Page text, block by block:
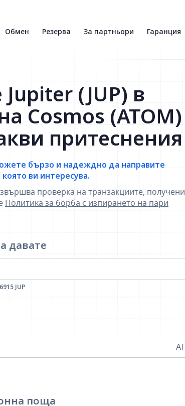
Обмен Резерва За партньори Гаранция
(JUP) в
Cosmos (ATOM)
притеснения
бързо и надеждно да направите
ви интересува.
проверка на транзакциите,
Политика за борба с изпирането на пари
давате
JUP
поща